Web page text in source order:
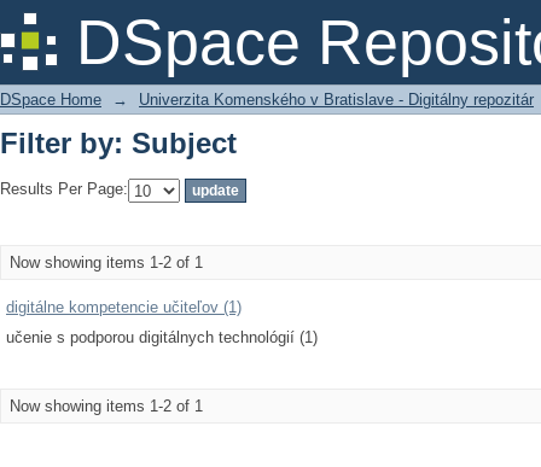
DSpace
Filter by: Subject
DSpace Home → Univerzita Komenského v Bratislave - Digitálny repozitár
Filter by: Subject
Results Per Page:
Now showing items 1-2 of 1
digitálne kompetencie učiteľov (1)
učenie s podporou digitálnych technológií (1)
Now showing items 1-2 of 1